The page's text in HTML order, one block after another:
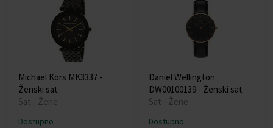
Michael Kors MK3337 -
Ženski sat
Sat - Žene
Dostupno
Daniel Wellington
DW00100139 - Ženski sat
Sat - Žene
Dostupno